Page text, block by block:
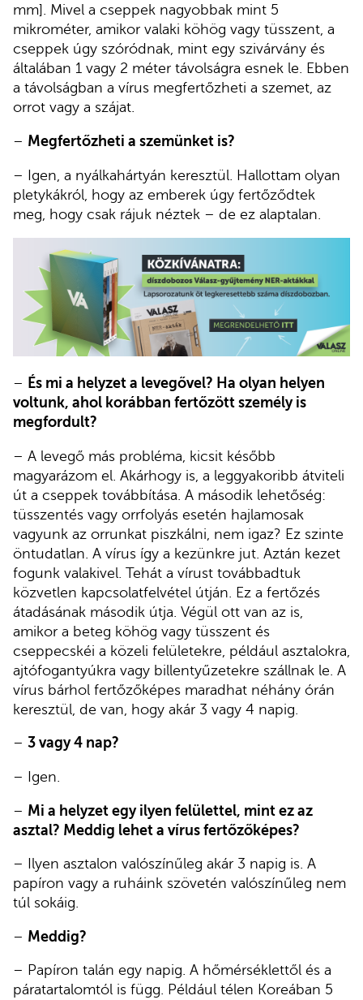
mm]. Mivel a cseppek nagyobbak mint 5
mikrométer, amikor valaki köhög vagy tüsszent, a
cseppek úgy szóródnak, mint egy szivárvány és
általában 1 vagy 2 méter távolságra esnek le. Ebben
a távolságban a vírus megfertőzheti a szemet, az
orrot vagy a szájat.
– Megfertőzheti a szemünket is?
– Igen, a nyálkahártyán keresztül. Hallottam olyan
pletykákról, hogy az emberek úgy fertőződtek
meg, hogy csak rájuk néztek – de ez alaptalan.
– És mi a helyzet a levegővel? Ha olyan helyen
voltunk, ahol korábban fertőzött személy is
megfordult?
– A levegő más probléma, kicsit később
magyarázom el. Akárhogy is, a leggyakoribb átviteli
út a cseppek továbbítása. A második lehetőség:
tüsszentés vagy orrfolyás esetén hajlamosak
vagyunk az orrunkat piszkálni, nem igaz? Ez szinte
öntudatlan. A vírus így a kezünkre jut. Aztán kezet
fogunk valakivel. Tehát a vírust továbbadtuk
közvetlen kapcsolatfelvétel útján. Ez a fertőzés
átadásának második útja. Végül ott van az is,
amikor a beteg köhög vagy tüsszent és
cseppecskéi a közeli felületekre, például asztalokra,
ajtófogantyúkra vagy billentyűzetekre szállnak le. A
vírus bárhol fertőzőképes maradhat néhány órán
keresztül, de van, hogy akár 3 vagy 4 napig.
– 3 vagy 4 nap?
– Igen.
– Mi a helyzet egy ilyen felülettel, mint ez az
asztal? Meddig lehet a vírus fertőzőképes?
– Ilyen asztalon valószínűleg akár 3 napig is. A
papíron vagy a ruháink szövetén valószínűleg nem
túl sokáig.
– Meddig?
– Papíron talán egy napig. A hőmérséklettől és a
páratartalomtól is függ. Például télen Koreában 5